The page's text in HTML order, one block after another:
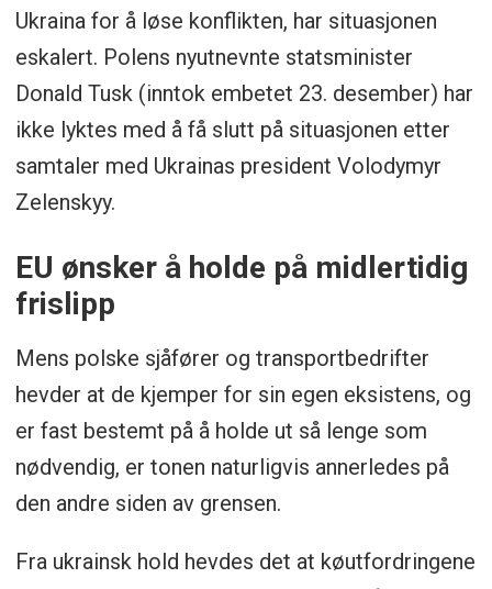
Ukraina for å løse konflikten, har situasjonen
eskalert. Polens nyutnevnte statsminister
Donald Tusk (inntok embetet 23. desember) har
ikke lyktes med å få slutt på situasjonen etter
samtaler med Ukrainas president Volodymyr
Zelenskyy.
EU ønsker å holde på midlertidig
frislipp
Mens polske sjåfører og transportbedrifter
hevder at de kjemper for sin egen eksistens, og
er fast bestemt på å holde ut så lenge som
nødvendig, er tonen naturligvis annerledes på
den andre siden av grensen.
Fra ukrainsk hold hevdes det at køutfordringene